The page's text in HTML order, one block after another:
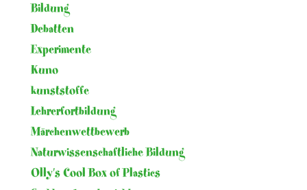
Bildung
Debatten
Experimente
Kuno
kunststoffe
Lehrerfortbildung
Märchenwettbewerb
Naturwissenschaftliche Bildung
Olly's Cool Box of Plastics